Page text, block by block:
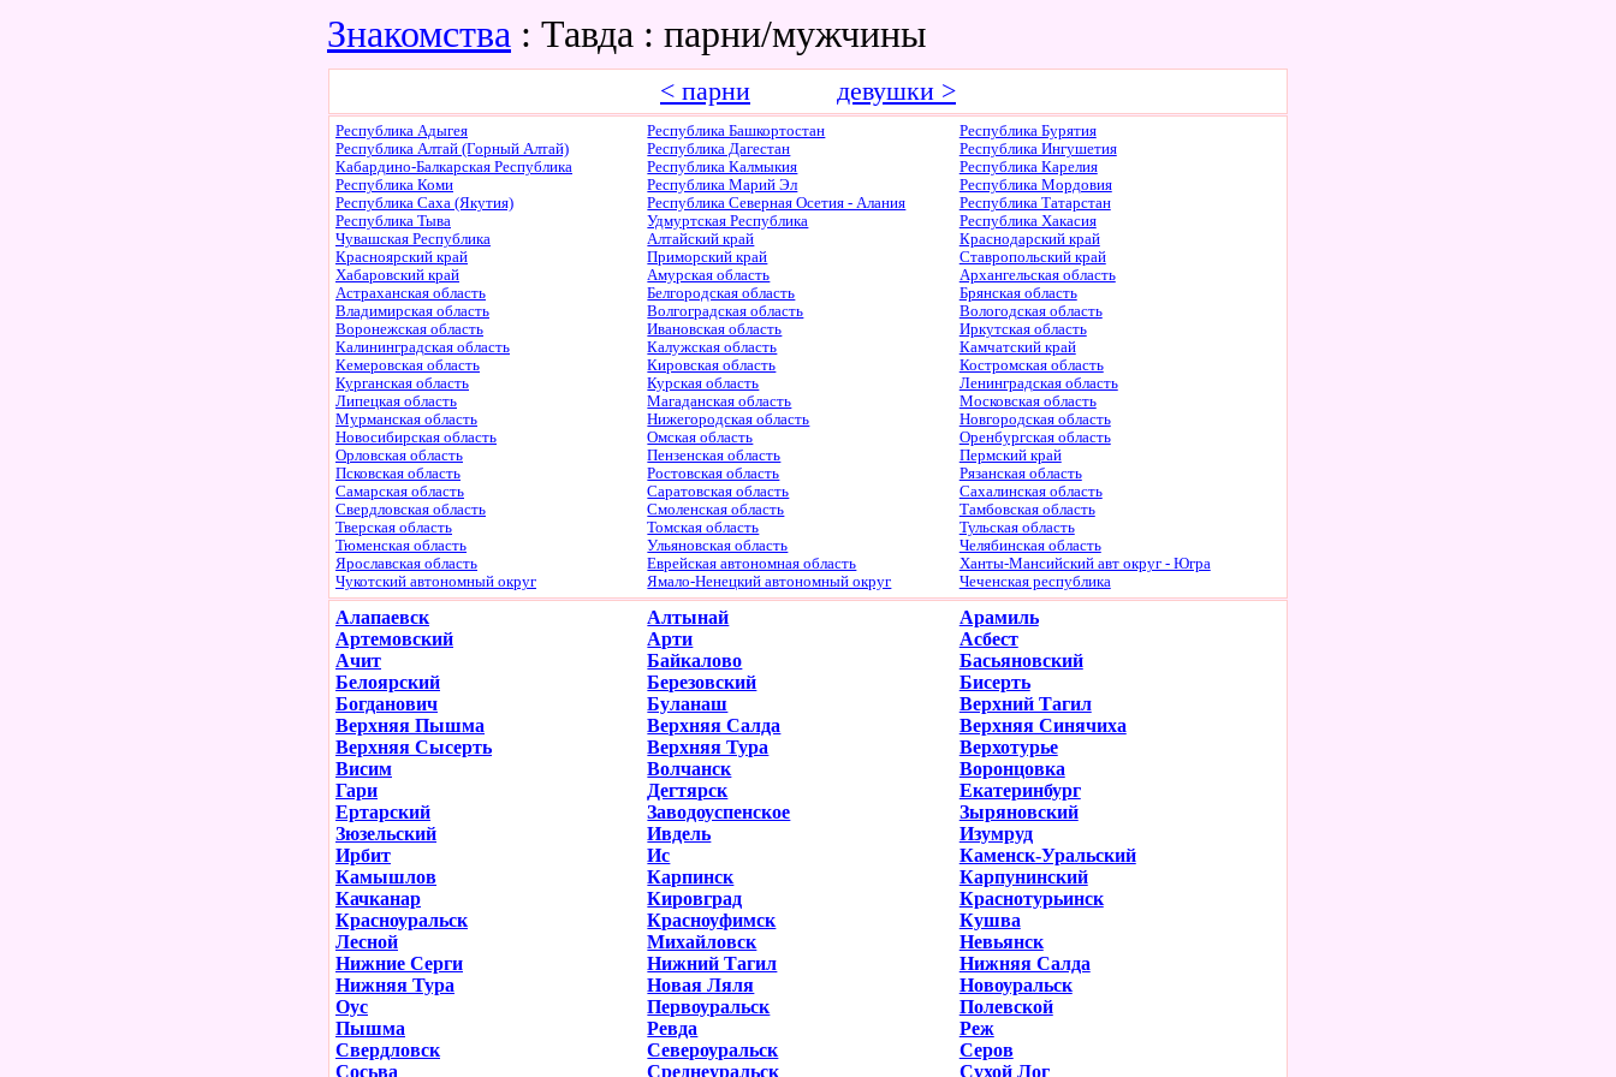
Знакомства : Тавда : парни/мужчины
< парни девушки >
Республика Адыгея Республика Башкортостан
Республика Бурятия
Республика Алтай (Горный Алтай)
Республика Дагестан
Республика Ингушетия
Кабардино-Балкарская Республика
Республика Калмыкия
Республика Карелия
Республика Коми
Республика Марий Эл
Республика Мордовия
Республика Саха (Якутия)
Республика Северная Осетия - Алания
Республика Татарстан
Республика Тыва
Удмуртская Республика
Республика Хакасия
Чувашская Республика
Алтайский край
Краснодарский край
Красноярский край
Приморский край
Ставропольский край
Хабаровский край
Амурская область
Архангельская область
Астраханская область
Белгородская область
Брянская область
Владимирская область
Волгоградская область
Вологодская область
Воронежская область
Ивановская область
Иркутская область
Калининградская область
Калужская область
Камчатский край
Кемеровская область
Кировская область
Костромская область
Курганская область
Курская область
Ленинградская область
Липецкая область
Магаданская область
Московская область
Мурманская область
Нижегородская область
Новгородская область
Новосибирская область
Омская область
Оренбургская область
Орловская область
Пензенская область
Пермский край
Псковская область
Ростовская область
Рязанская область
Самарская область
Саратовская область
Сахалинская область
Свердловская область
Смоленская область
Тамбовская область
Тверская область
Томская область
Тульская область
Тюменская область
Ульяновская область
Челябинская область
Ярославская область
Еврейская автономная область
Ханты-Мансийский авт округ - Югра
Чукотский автономный округ
Ямало-Ненецкий автономный округ Чеченская республика
Алапаевск Алтынай
Арамиль
Артемовский
Арти
Асбест
Ачит
Байкалово
Басьяновский
Белоярский
Березовский
Бисерть
Богданович
Буланаш
Верхний Тагил
Верхняя Пышма
Верхняя Салда
Верхняя Синячиха
Верхняя Сысерть
Верхняя Тура
Верхотурье
Висим
Волчанск
Воронцовка
Гари
Дегтярск
Екатеринбург
Ертарский
Заводоуспенское
Зыряновский
Зюзельский
Ивдель
Изумруд
Ирбит
Ис
Каменск-Уральский
Камышлов
Карпинск
Карпунинский
Качканар
Кировград
Краснотурьинск
Красноуральск
Красноуфимск
Кушва
Лесной
Михайловск
Невьянск
Нижние Серги
Нижний Тагил
Нижняя Салда
Нижняя Тура
Новая Ляля
Новоуральск
Оус
Первоуральск
Полевской
Пышма
Ревда
Реж
Свердловск
Североуральск
Серов
Сосьва
Среднеуральск Сухой Лог